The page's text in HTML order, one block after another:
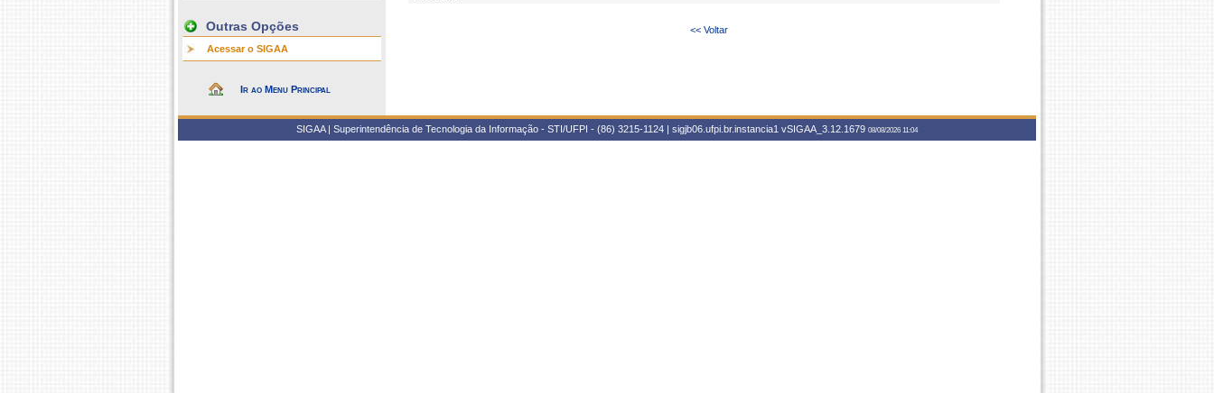
Outras Opções
Acessar o SIGAA
Ir ao Menu Principal
<< Voltar
SIGAA | Superintendência de Tecnologia da Informação - STI/UFPI - (86) 3215-1124 | sigjb06.ufpi.br.instancia1 vSIGAA_3.12.1679 08/08/2026 11:04